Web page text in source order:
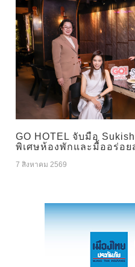
GO HOTEL จับมือ
พิเศษห้องพักและมื้ออร่อย
7 สิงหาคม 2569